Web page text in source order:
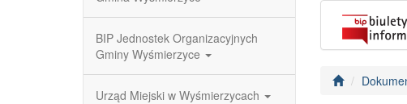
BIP Jednostek Organizacyjnych
Gminy Wyśmierzyce
Urząd Miejski w Wyśmierzycach